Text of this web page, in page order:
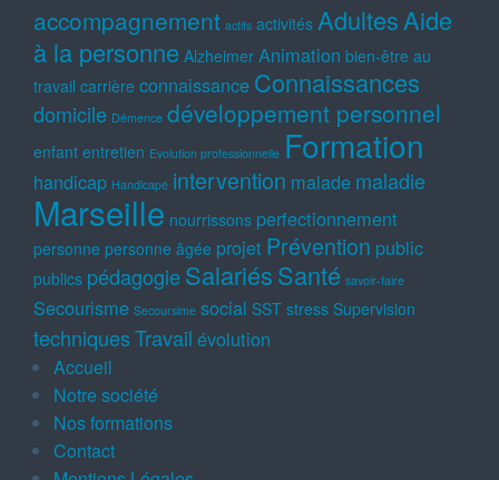
accompagnement actifs activités AdultesAide
à la personne Alzheimer Animation bien-être au
travail carrière connaissance Connaissances
domicile Démence développement personnel
enfant entretien Evolution professionnelle Formation
handicap Handicapé intervention malade maladie
Marseille nourrissons perfectionnement
personne personne âgée projet Prévention public
publics pédagogieSalariésSanté savoir-faire
Secourisme Secoursime social SST stress Supervision
techniquesTravail évolution
Accueil
Notre société
Nos formations
Contact